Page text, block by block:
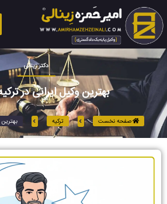
پرش
به
محتوا
CPN
دکتر زینالی
بهترین وکیل ایرانی در
صفحه نخست ترکیه